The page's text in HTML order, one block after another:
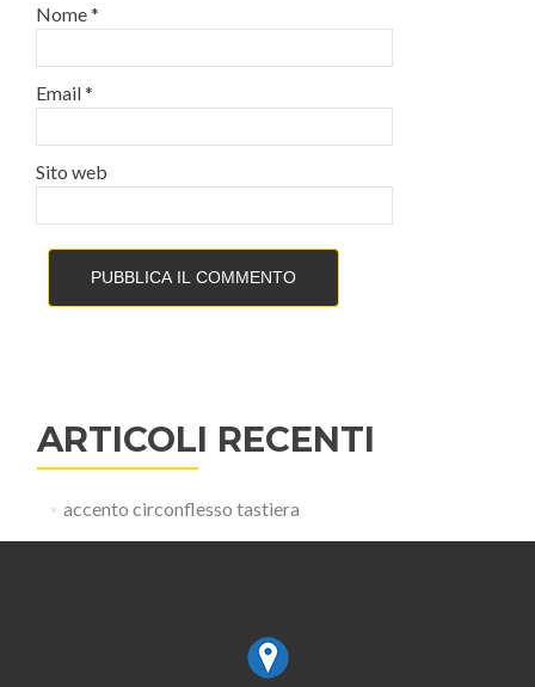
Nome*
Email*
Sito web
ARTICOLI RECENTI
accento circonflesso tastiera